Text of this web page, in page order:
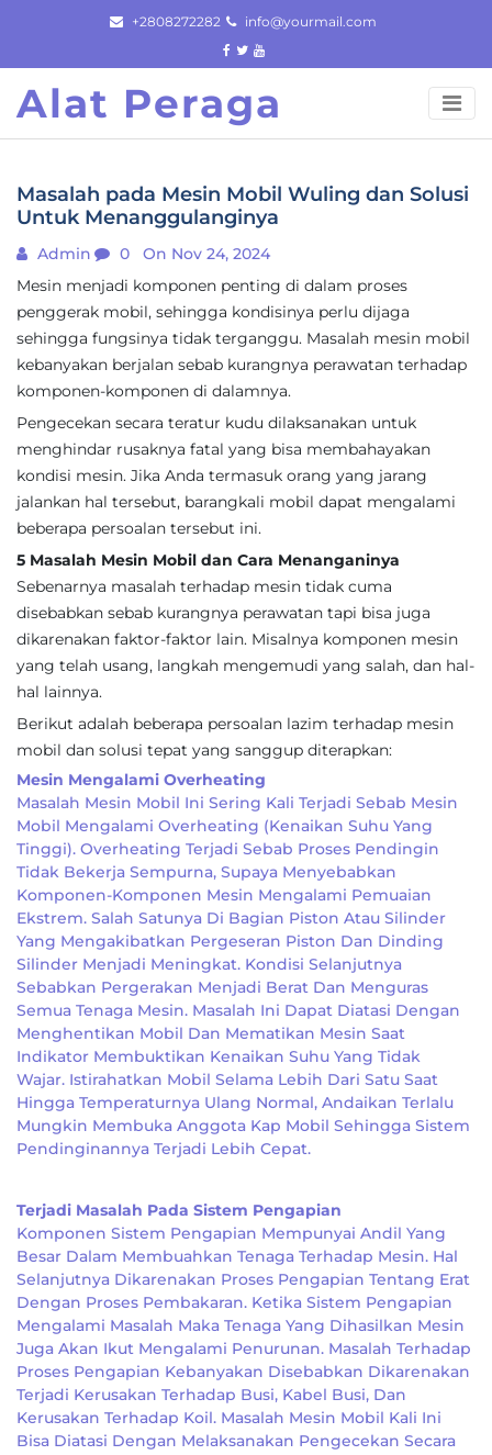
content
+2808272282 info@yourmail.com
Alat Peraga
Masalah pada Mesin Mobil Wuling dan Solusi
Untuk Menanggulanginya
Admin 0
On Nov 24, 2024
Mesin menjadi komponen penting di dalam proses
penggerak mobil, sehingga kondisinya perlu dijaga
sehingga fungsinya tidak terganggu. Masalah mesin mobil
kebanyakan berjalan sebab kurangnya perawatan terhadap
komponen-komponen di dalamnya.
Pengecekan secara teratur kudu dilaksanakan untuk
menghindar rusaknya fatal yang bisa membahayakan
kondisi mesin. Jika Anda termasuk orang yang jarang
jalankan hal tersebut, barangkali mobil dapat mengalami
beberapa persoalan tersebut ini.
5 Masalah Mesin Mobil dan Cara Menanganinya
Sebenarnya masalah terhadap mesin tidak cuma
disebabkan sebab kurangnya perawatan tapi bisa juga
dikarenakan faktor-faktor lain. Misalnya komponen mesin
yang telah usang, langkah mengemudi yang salah, dan hal-
hal lainnya.
Berikut adalah beberapa persoalan lazim terhadap mesin
mobil dan solusi tepat yang sanggup diterapkan:
Mesin Mengalami Overheating
Masalah Mesin Mobil Ini Sering Kali Terjadi Sebab Mesin
Mobil Mengalami Overheating (kenaikan Suhu Yang
Tinggi). Overheating Terjadi Sebab Proses Pendingin
Tidak Bekerja Sempurna, Supaya Menyebabkan
Komponen-Komponen Mesin Mengalami Pemuaian
Ekstrem. Salah Satunya Di Bagian Piston Atau Silinder
Yang Mengakibatkan Pergeseran Piston Dan Dinding
Silinder Menjadi Meningkat. Kondisi Selanjutnya
Sebabkan Pergerakan Menjadi Berat Dan Menguras
Semua Tenaga Mesin. Masalah Ini Dapat Diatasi Dengan
Menghentikan Mobil Dan Mematikan Mesin Saat
Indikator Membuktikan Kenaikan Suhu Yang Tidak
Wajar. Istirahatkan Mobil Selama Lebih Dari Satu Saat
Hingga Temperaturnya Ulang Normal, Andaikan Terlalu
Mungkin Membuka Anggota Kap Mobil Sehingga Sistem
Pendinginannya Terjadi Lebih Cepat.
Terjadi Masalah Pada Sistem Pengapian
Komponen Sistem Pengapian Mempunyai Andil Yang
Besar Dalam Membuahkan Tenaga Terhadap Mesin. Hal
Selanjutnya Dikarenakan Proses Pengapian Tentang Erat
Dengan Proses Pembakaran. Ketika Sistem Pengapian
Mengalami Masalah Maka Tenaga Yang Dihasilkan Mesin
Juga Akan Ikut Mengalami Penurunan. Masalah Terhadap
Proses Pengapian Kebanyakan Disebabkan Dikarenakan
Terjadi Kerusakan Terhadap Busi, Kabel Busi, Dan
Kerusakan Terhadap Koil. Masalah Mesin Mobil Kali Ini
Bisa Diatasi Dengan Melaksanakan Pengecekan Secara